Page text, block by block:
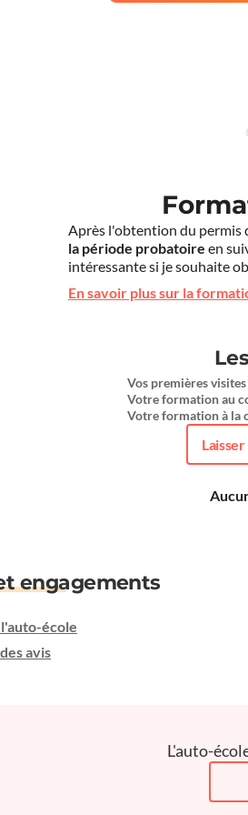
Après l'obtention du permis
la période probatoire en
intéressante si je souhaite
En savoir plus sur la
Vos premières
Votre formation au
Votre formation à la
engagements
école
avis
L'auto-